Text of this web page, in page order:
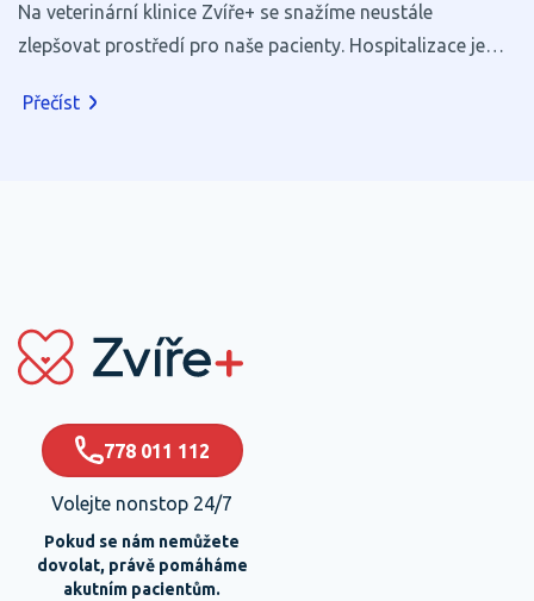
Na veterinární klinice Zvíře+ se snažíme neustále
zlepšovat prostředí pro naše pacienty. Hospitalizace je
maličkosti mohou výrazně přispět k jejich pohodlí a
Přečíst
778 011 112
Volejte nonstop 24/7
Pokud se nám nemůžete
dovolat, právě pomáháme
akutním pacientům.